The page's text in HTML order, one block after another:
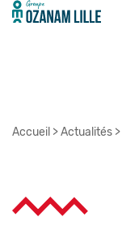
Accueil >Actualités >